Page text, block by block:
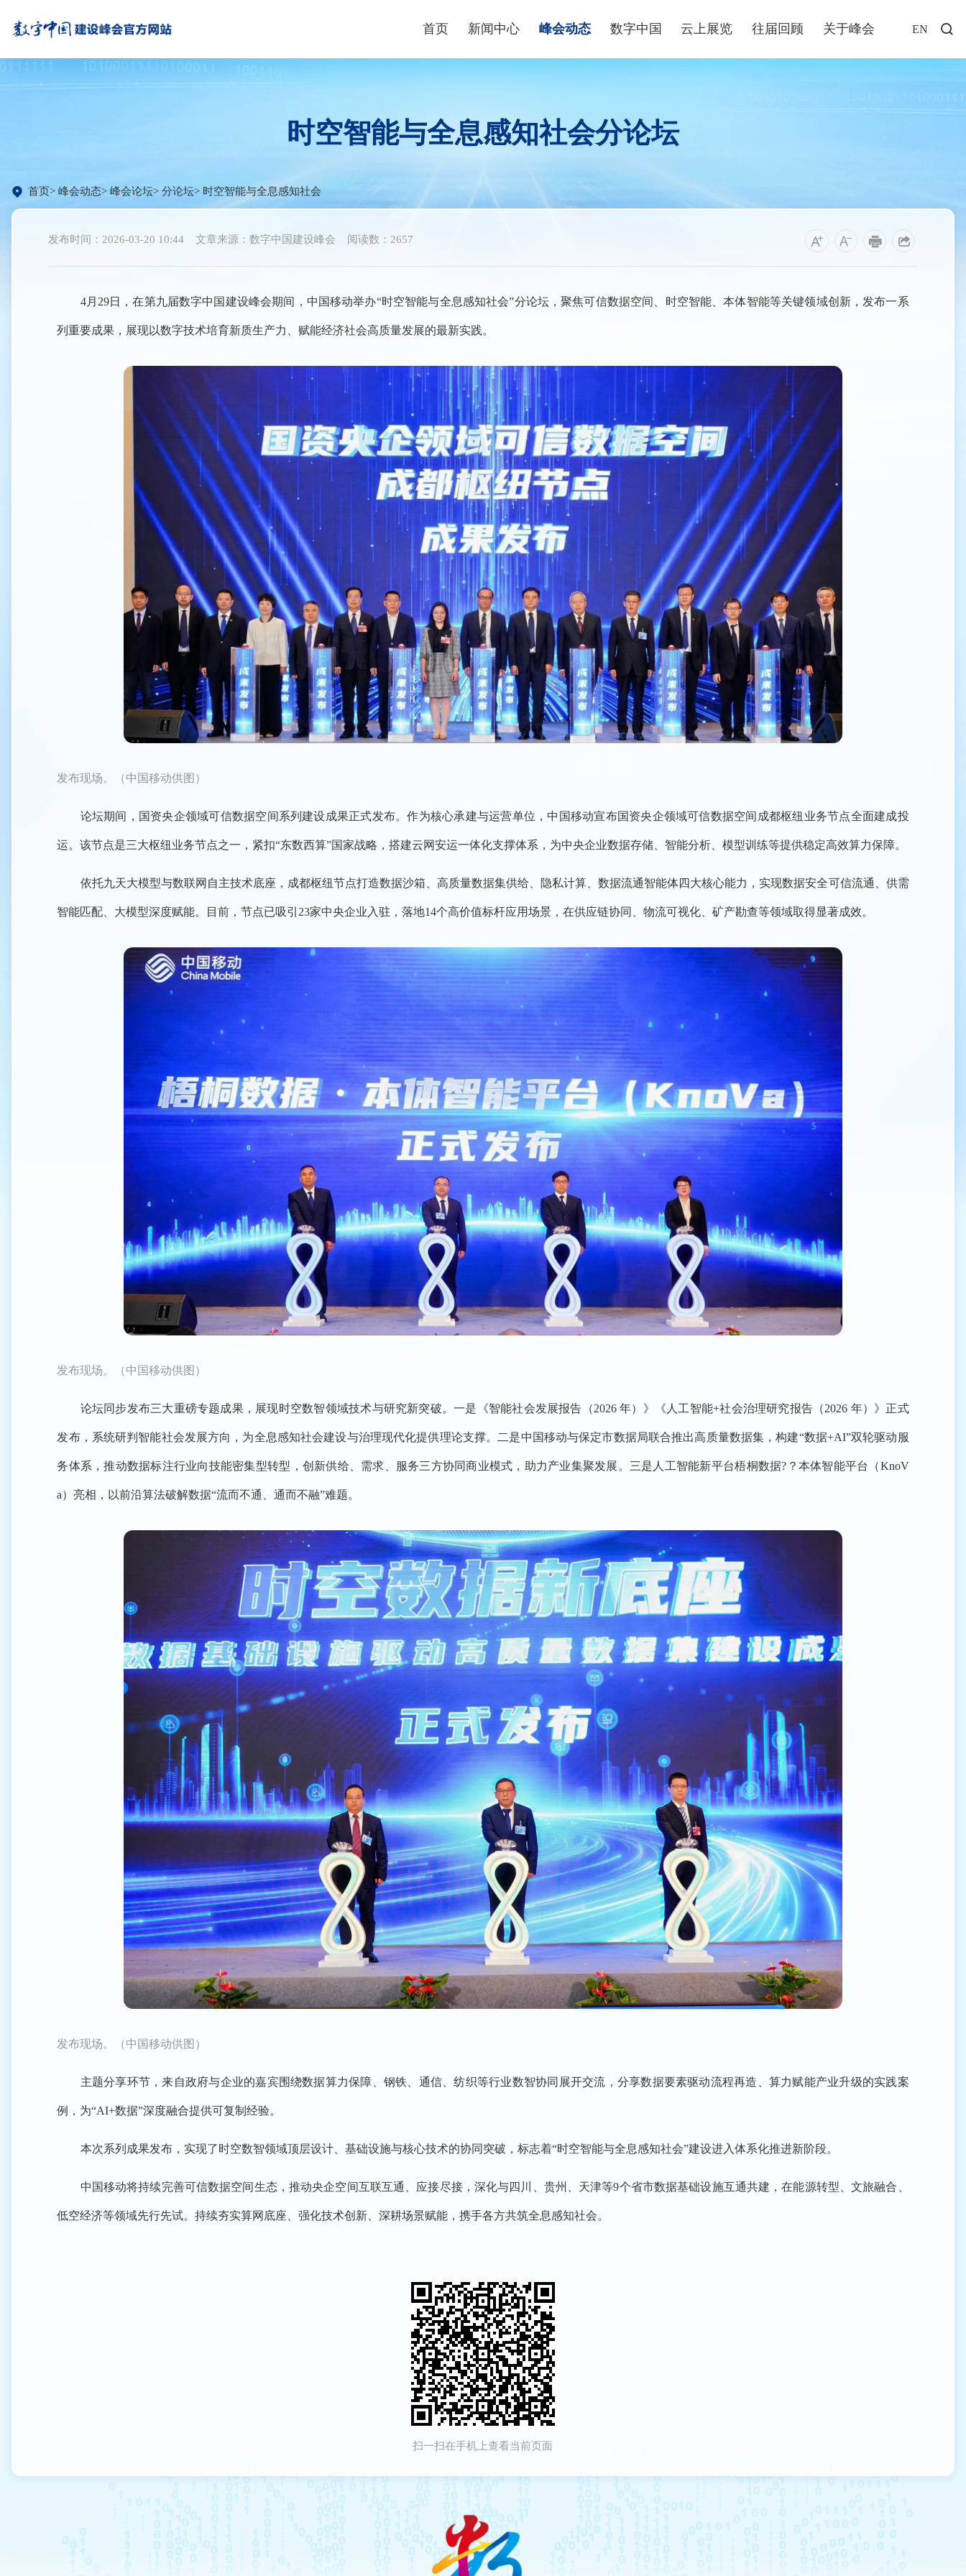
首页 新闻中心
视频播报
峰会镜头
媒体聚焦
峰会动态
创新大赛
数字中国
数字企业+
政策解读
云上展览 往届回顾 关于峰会 EN
时空智能与全息感知社会分论坛
首页 峰会动态 峰会论坛 分论坛 时空智能与全息感知社会
发布时间：2026-03-20 10:44 文章来源：数字中国建设峰会 阅读数：2657
4月29日，在第九届数字中国建设峰会期间，中国移动举办“时空智能与全息感知社会”分论坛，聚焦可信数据空间、时空智能、本体智能等关键领域创新，发布一系
列重要成果，展现以数字技术培育新质生产力、赋能经济社会高质量发展的最新实践。
发布现场。（中国移动供图）
论坛期间，国资央企领域可信数据空间系列建设成果正式发布。作为核心承建与运营单位，中国移动宣布国资央企领域可信数据空间成都枢纽业务节点全面建成投
运。该节点是三大枢纽业务节点之一，紧扣“东数西算”国家战略，搭建云网安运一体化支撑体系，为中央企业数据存储、智能分析、模型训练等提供稳定高效算力保障。
依托九天大模型与数联网自主技术底座，成都枢纽节点打造数据沙箱、高质量数据集供给、隐私计算、数据流通智能体四大核心能力，实现数据安全可信流通、供需
智能匹配、大模型深度赋能。目前，节点已吸引23家中央企业入驻，落地14个高价值标杆应用场景，在供应链协同、物流可视化、矿产勘查等领域取得显著成效。
发布现场。（中国移动供图）
论坛同步发布三大重磅专题成果，展现时空数智领域技术与研究新突破。一是《智能社会发展报告（2026 年）》《人工智能+社会治理研究报告（2026 年）》正式
发布，系统研判智能社会发展方向，为全息感知社会建设与治理现代化提供理论支撑。二是中国移动与保定市数据局联合推出高质量数据集，构建“数据+AI”双轮驱动服
务体系，推动数据标注行业向技能密集型转型，创新供给、需求、服务三方协同商业模式，助力产业集聚发展。三是人工智能新平台梧桐数据?？本体智能平台（KnoV
a）亮相，以前沿算法破解数据“流而不通、通而不融”难题。
发布现场。（中国移动供图）
主题分享环节，来自政府与企业的嘉宾围绕数据算力保障、钢铁、通信、纺织等行业数智协同展开交流，分享数据要素驱动流程再造、算力赋能产业升级的实践案
例，为“AI+数据”深度融合提供可复制经验。
本次系列成果发布，实现了时空数智领域顶层设计、基础设施与核心技术的协同突破，标志着“时空智能与全息感知社会”建设进入体系化推进新阶段。
中国移动将持续完善可信数据空间生态，推动央企空间互联互通、应接尽接，深化与四川、贵州、天津等9个省市数据基础设施互通共建，在能源转型、文旅融合、
低空经济等领域先行先试。持续夯实算网底座、强化技术创新、深耕场景赋能，携手各方共筑全息感知社会。
扫一扫在手机上查看当前页面